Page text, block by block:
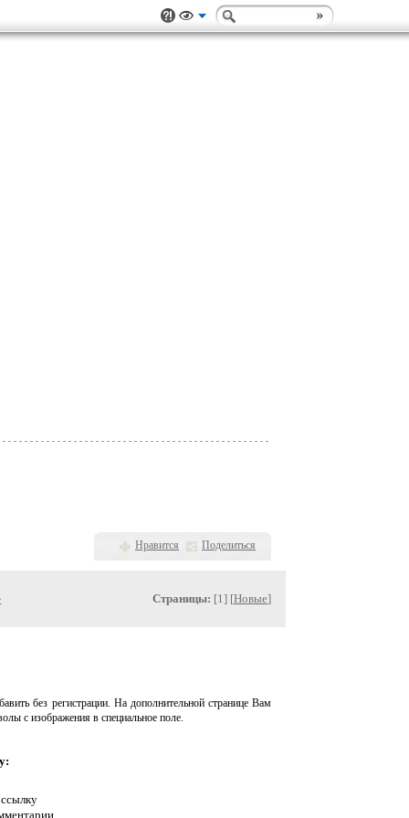
Нравится Поделиться
Страницы: [1] [Новые]
без регистрации. На дополнительной странице Вам
с изображения в специальное поле.